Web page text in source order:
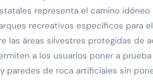
representa el camino
recreativos específicos para
las áreas silvestres protegidas de
a los usuarios poner a
paredes de roca artificiales sin